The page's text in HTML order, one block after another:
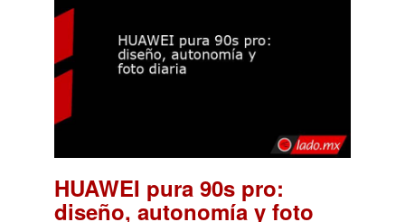
HUAWEI pura 90s pro:
diseño, autonomía y foto